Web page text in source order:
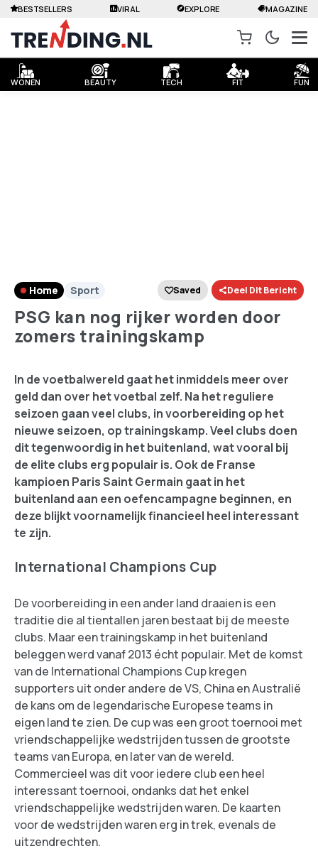
WONEN BEAUTY TECH FIT FUN
BESTSELLERS VIRAL EXPLORE MAGAZINE
Home Sport Saved Deel Dit Bericht
PSG kan nog rijker worden door
zomers trainingskamp
In de voetbalwereld gaat het inmiddels meer over
geld dan over het voetbal zelf. Na het reguliere
seizoen gaan veel clubs, in voorbereiding op het
nieuwe seizoen, op trainingskamp. Veel clubs doen
dit tegenwoordig in het buitenland, wat vooral bij
de elite clubs erg populair is. Ook de Franse
kampioen Paris Saint Germain gaat in het
buitenland aan een oefencampagne beginnen, en
deze blijkt voornamelijk financieel heel interessant
te zijn.
International Champions Cup
De voorbereiding in een ander land draaien is een
traditie die al tientallen jaren bestaat bij de meeste
clubs. Maar een trainingskamp in het buitenland
beleggen werd vanaf 2013 écht populair. Met de komst
van de International Champions Cup kregen
supporters uit onder andere de VS, China en Australië
de kans om de legendarische Europese teams in
eigen land te zien. De cup was een groot toernooi met
vriendschappelijke wedstrijden tussen de grootste
teams van Europa, en later van de wereld.
Commercieel was dit voor iedere club een heel
interessant toernooi, ondanks dat het enkel
vriendschappelijke wedstrijden waren. De kaarten
voor de wedstrijden waren erg in trek, evenals de
uitzendrechten.